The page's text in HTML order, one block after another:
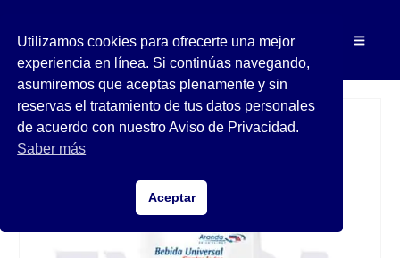
Utilizamos cookies para ofrecerte una mejor
experiencia en línea. Si continúas navegando,
asumiremos que aceptas plenamente y sin
reservas el tratamiento de tus datos personales
de acuerdo con nuestro Aviso de Privacidad.
Saber más
Aceptar